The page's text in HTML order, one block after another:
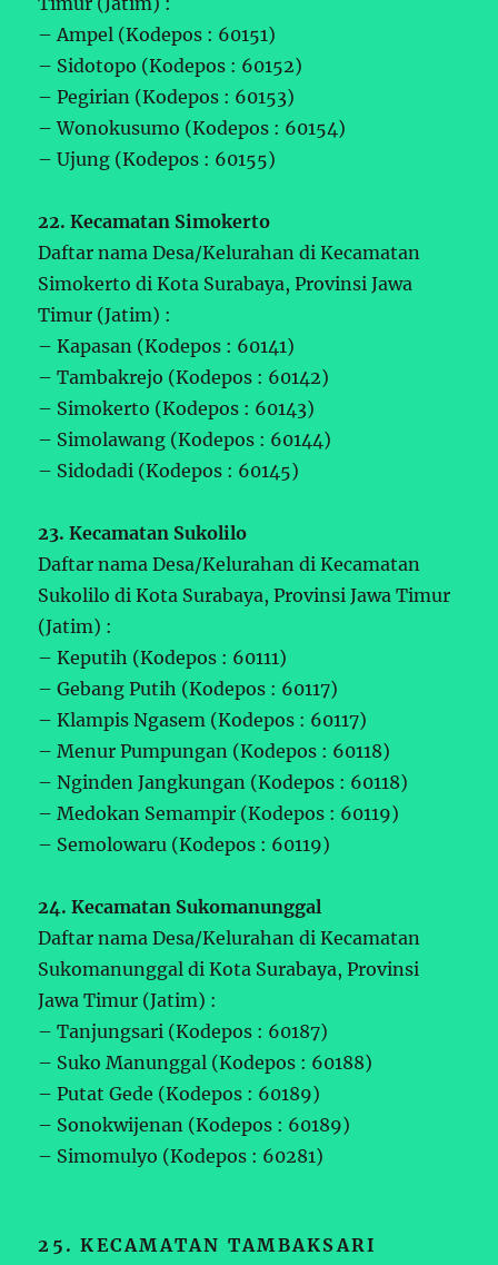
– Ampel (Kodepos : 60151)
– Sidotopo (Kodepos : 60152)
– Pegirian (Kodepos : 60153)
– Wonokusumo (Kodepos : 60154)
– Ujung (Kodepos : 60155)
22. Kecamatan Simokerto
Daftar nama Desa/Kelurahan di Kecamatan
Simokerto di Kota Surabaya, Provinsi Jawa
Timur (Jatim) :
– Kapasan (Kodepos : 60141)
– Tambakrejo (Kodepos : 60142)
– Simokerto (Kodepos : 60143)
– Simolawang (Kodepos : 60144)
– Sidodadi (Kodepos : 60145)
23. Kecamatan Sukolilo
Daftar nama Desa/Kelurahan di Kecamatan
Sukolilo di Kota Surabaya, Provinsi Jawa Timur
(Jatim) :
– Keputih (Kodepos : 60111)
– Gebang Putih (Kodepos : 60117)
– Klampis Ngasem (Kodepos : 60117)
– Menur Pumpungan (Kodepos : 60118)
– Nginden Jangkungan (Kodepos : 60118)
– Medokan Semampir (Kodepos : 60119)
– Semolowaru (Kodepos : 60119)
24. Kecamatan Sukomanunggal
Daftar nama Desa/Kelurahan di Kecamatan
Sukomanunggal di Kota Surabaya, Provinsi
Jawa Timur (Jatim) :
– Tanjungsari (Kodepos : 60187)
– Suko Manunggal (Kodepos : 60188)
– Putat Gede (Kodepos : 60189)
– Sonokwijenan (Kodepos : 60189)
– Simomulyo (Kodepos : 60281)
25. KECAMATAN TAMBAKSARI